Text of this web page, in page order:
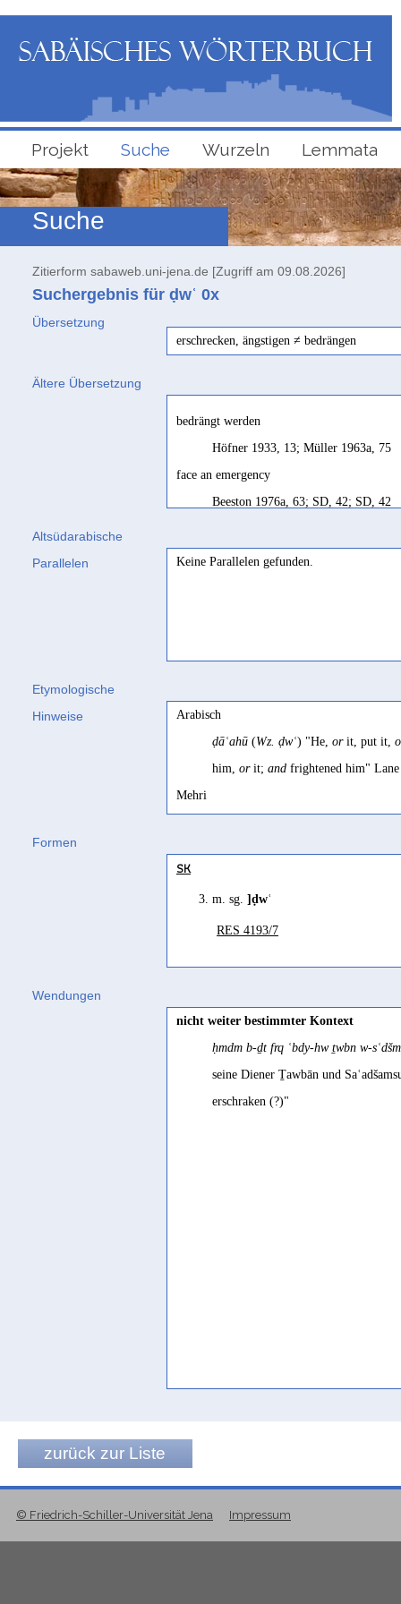
Projekt Suche Wurzeln Lemmata
Suche
Zitierform sabaweb.uni-jena.de [Zugriff am 09.08.2026]
Suchergebnis für ḍwʿ 0x
Übersetzung
erschrecken, ängstigen ≠ bedrängen
Ältere Übersetzung
bedrängt werden
Höfner 1933, 13; Müller 1963a, 75
face an emergency
Beeston 1976a, 63; SD, 42; SD, 42
SD français, 42
Altsüdarabische
Parallelen
Keine Parallelen gefunden.
Etymologische
Hinweise
Arabisch
ḍāʿahū (Wz. ḍwʿ) "He, orit, put it,
him, orit; and frightened him"
Mehri
Formen
SK
3. m. sg. ]ḍwʿ
RES 4193/7
Wendungen
nicht weiter bestimmter Kontext
ḥmdm b-ḏt frq ʿbdy-hw ṯwbn w-
seine Diener Ṯawbān und
erschraken (?)"
zurück zur Liste
© Friedrich-Schiller-Universität Jena Impressum